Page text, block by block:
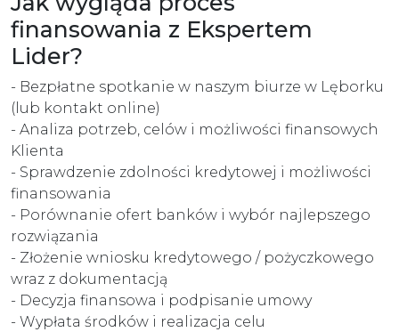
finansowania z Ekspertem
Lider?
- Bezpłatne spotkanie w naszym biurze w Lęborku
(lub kontakt online)
- Analiza potrzeb, celów i możliwości finansowych
Klienta
- Sprawdzenie zdolności kredytowej i możliwości
finansowania
- Porównanie ofert banków i wybór najlepszego
rozwiązania
- Złożenie wniosku kredytowego / pożyczkowego
wraz z dokumentacją
- Decyzja finansowa i podpisanie umowy
- Wypłata środków i realizacja celu